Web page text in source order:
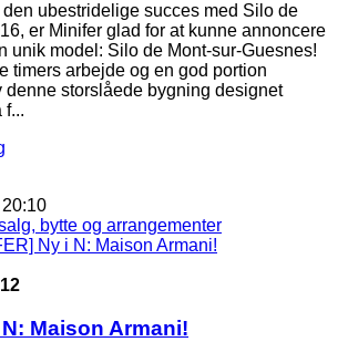
ubestridelige succes med Silo de
er Minifer glad for at kunne annoncere
unik model: Silo de Mont-sur-Guesnes!
timers arbejde og en god portion
storslåede bygning designet
f...
bytte og arrangementer
Ny i N: Maison Armani!
Maison Armani!